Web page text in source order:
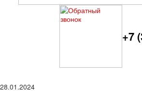
+7
28.01.2024